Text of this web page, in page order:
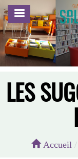
Aller
au
contenu
principal
MENU
LES
Accueil